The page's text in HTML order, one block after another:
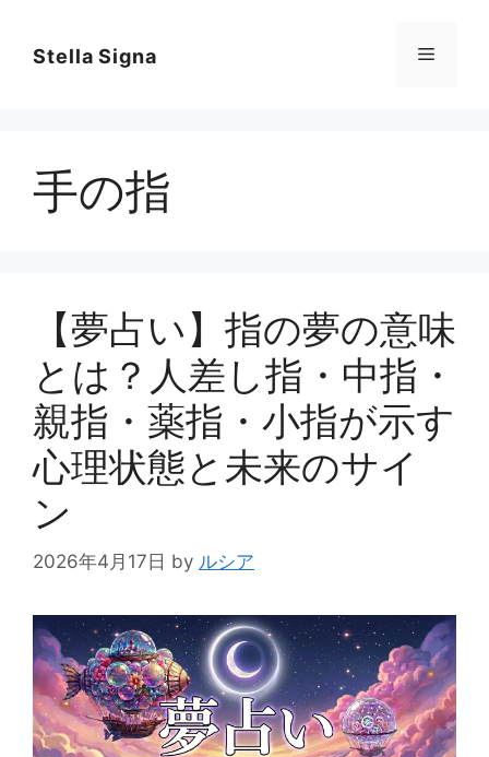
Stella Signa メ
手の指
【夢占い】指の夢の意味
とは？人差し指・中指・
親指・薬指・小指が示す
心理状態と未来のサイ
ン
2026年4月17日 by ルシア